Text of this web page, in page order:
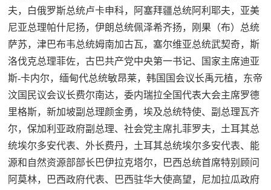
夫，白俄罗斯总统卢卡申科，阿塞拜疆总统阿利耶夫，亚美
尼亚总理帕什尼扬，伊朗总统佩泽希齐扬，刚果（布）总统
萨苏，津巴布韦总统姆南加古瓦，塞尔维亚总统武契奇，斯
洛伐克总理菲佐，古巴共产党中央第一书记、国家主席迪亚
斯-卡内尔，缅甸代总统敏昂莱，韩国国会议长禹元植，东帝
汶国民议会议长费尔南达，委内瑞拉全国代表大会主席罗德
里格斯，新加坡副总理颜金勇，埃及总统特使、副总理瓦齐
尔，保加利亚政府副总理、社会党主席扎菲罗夫，土耳其总
统埃尔多安代表、外长费丹，土耳其总统埃尔多安代表、能
源和自然资源部部长巴伊拉克塔尔，巴西总统首席特别顾问
阿莫林，巴西政府代表、巴西驻华大使高望，尼加拉瓜政府